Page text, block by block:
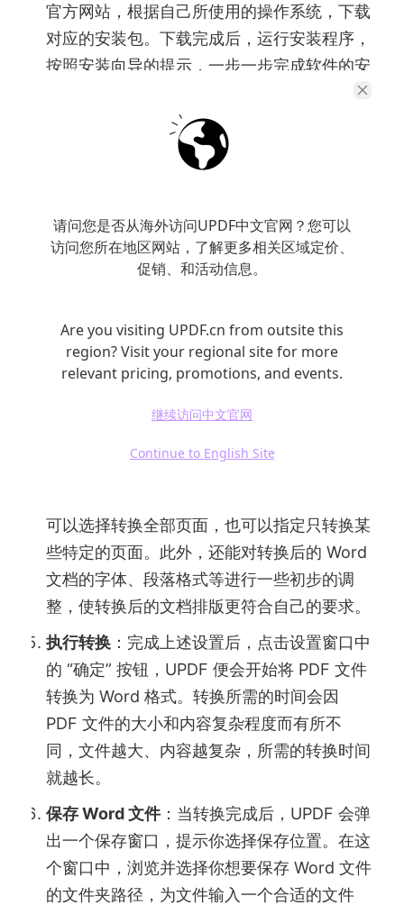
请问您是否从海外访问UPDF中文官网？您可以
访问您所在地区网站，了解更多相关区域定价、
促销、和活动信息。
Are you visiting UPDF.cn from outsite this
region? Visit your regional site for more
relevant pricing, promotions, and events.
继续访问中文官网
Continue to English Site
官方网站，根据自己所使用的操作系统，下载
对应的安装包。下载完成后，运行安装程序，
按照安装向导的提示，一步一步完成软件的安
：安装完成后，启动 UPDF 软
件。在软件界面中，点击 “打开文件” 按钮，
该 PDF 文件加载到 UPDF 软件中。
选择转换功能：在 UPDF 的界面上方，找到
拉菜单里，会看到 “到 Word” 这一功能选
项，点击它，准备进行 PDF 到 Word 的转换
操作。
设置转换参数（可选）：点击 “到 Word” 功
能后，软件会弹出一个转换设置窗口。在这
可以选择转换全部页面，也可以指定只转换某
些特定的页面。此外，还能对转换后的 Word
文档的字体、段落格式等进行一些初步的调
整，使转换后的文档排版更符合自己的要求。
执行转换 ：完成上述设置后，点击设置窗口中
的 “确定” 按钮，UPDF 便会开始将 PDF 文件
转换为 Word 格式。转换所需的时间会因
PDF 文件的大小和内容复杂程度而有所不
同，文件越大、内容越复杂，所需的转换时间
就越长。
保存 Word 文件：当转换完成后，UPDF 会弹
出一个保存窗口，提示你选择保存位置。在这
个窗口中，浏览并选择你想要保存 Word 文件
的文件夹路径，为文件输入一个合适的文件